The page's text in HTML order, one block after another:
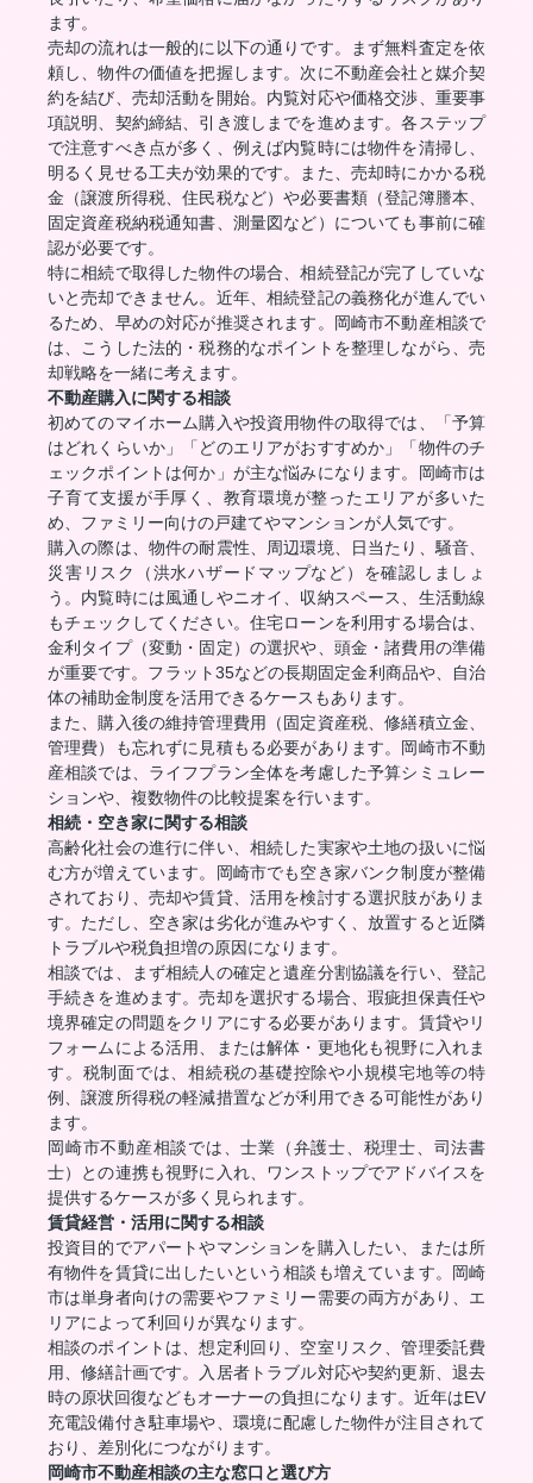
ます。
売却の流れは一般的に以下の通りです。まず無料査定を依
頼し、物件の価値を把握します。次に不動産会社と媒介契
約を結び、売却活動を開始。内覧対応や価格交渉、重要事
項説明、契約締結、引き渡しまでを進めます。各ステップ
で注意すべき点が多く、例えば内覧時には物件を清掃し、
明るく見せる工夫が効果的です。また、売却時にかかる税
金（譲渡所得税、住民税など）や必要書類（登記簿謄本、
固定資産税納税通知書、測量図など）についても事前に確
認が必要です。
特に相続で取得した物件の場合、相続登記が完了していな
いと売却できません。近年、相続登記の義務化が進んでい
るため、早めの対応が推奨されます。岡崎市不動産相談で
は、こうした法的・税務的なポイントを整理しながら、売
却戦略を一緒に考えます。
不動産購入に関する相談
初めてのマイホーム購入や投資用物件の取得では、「予算
はどれくらいか」「どのエリアがおすすめか」「物件のチ
ェックポイントは何か」が主な悩みになります。岡崎市は
子育て支援が手厚く、教育環境が整ったエリアが多いた
め、ファミリー向けの戸建てやマンションが人気です。
購入の際は、物件の耐震性、周辺環境、日当たり、騒音、
災害リスク（洪水ハザードマップなど）を確認しましょ
う。内覧時には風通しやニオイ、収納スペース、生活動線
もチェックしてください。住宅ローンを利用する場合は、
金利タイプ（変動・固定）の選択や、頭金・諸費用の準備
が重要です。フラット35などの長期固定金利商品や、自治
体の補助金制度を活用できるケースもあります。
また、購入後の維持管理費用（固定資産税、修繕積立金、
管理費）も忘れずに見積もる必要があります。岡崎市不動
産相談では、ライフプラン全体を考慮した予算シミュレー
ションや、複数物件の比較提案を行います。
相続・空き家に関する相談
高齢化社会の進行に伴い、相続した実家や土地の扱いに悩
む方が増えています。岡崎市でも空き家バンク制度が整備
されており、売却や賃貸、活用を検討する選択肢がありま
す。ただし、空き家は劣化が進みやすく、放置すると近隣
トラブルや税負担増の原因になります。
相談では、まず相続人の確定と遺産分割協議を行い、登記
手続きを進めます。売却を選択する場合、瑕疵担保責任や
境界確定の問題をクリアにする必要があります。賃貸やリ
フォームによる活用、または解体・更地化も視野に入れま
す。税制面では、相続税の基礎控除や小規模宅地等の特
例、譲渡所得税の軽減措置などが利用できる可能性があり
ます。
岡崎市不動産相談では、士業（弁護士、税理士、司法書
士）との連携も視野に入れ、ワンストップでアドバイスを
提供するケースが多く見られます。
賃貸経営・活用に関する相談
投資目的でアパートやマンションを購入したい、または所
有物件を賃貸に出したいという相談も増えています。岡崎
市は単身者向けの需要やファミリー需要の両方があり、エ
リアによって利回りが異なります。
相談のポイントは、想定利回り、空室リスク、管理委託費
用、修繕計画です。入居者トラブル対応や契約更新、退去
時の原状回復などもオーナーの負担になります。近年はEV
充電設備付き駐車場や、環境に配慮した物件が注目されて
おり、差別化につながります。
岡崎市不動産相談の主な窓口と選び方